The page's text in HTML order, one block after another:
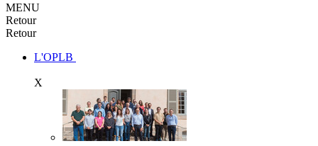
MENU
Retour
Retour
L'OPLB
X